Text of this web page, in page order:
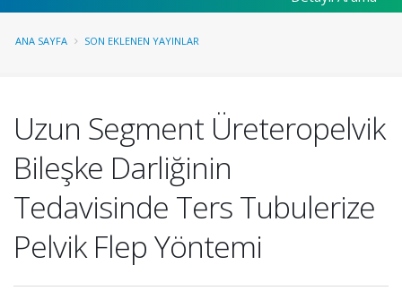
ANA SAYFA SON EKLENEN YAYINLAR
Uzun Segment Üreteropelvik
Bileşke Darliğinin
Tedavisinde Ters Tubulerize
Pelvik Flep Yöntemi